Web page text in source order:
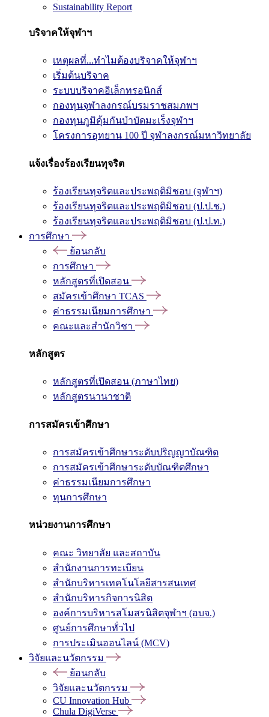
Sustainability Report
บริจาคให้จุฬาฯ
เหตุผลที่...ทำไมต้องบริจาคให้จุฬาฯ
เริ่มต้นบริจาค
ระบบบริจาคอิเล็กทรอนิกส์
กองทุนจุฬาลงกรณ์บรมราชสมภพฯ
กองทุนภูมิคุ้มกันบำบัดมะเร็งจุฬาฯ
โครงการอุทยาน 100 ปี จุฬาลงกรณ์มหาวิทยาลัย
แจ้งเรื่องร้องเรียนทุจริต
ร้องเรียนทุจริตและประพฤติมิชอบ (จุฬาฯ)
ร้องเรียนทุจริตและประพฤติมิชอบ (ป.ป.ช.)
ร้องเรียนทุจริตและประพฤติมิชอบ (ป.ป.ท.)
การศึกษา
ย้อนกลับ
การศึกษา
หลักสูตรที่เปิดสอน
สมัครเข้าศึกษา TCAS
ค่าธรรมเนียมการศึกษา
คณะและสำนักวิชา
หลักสูตร
หลักสูตรที่เปิดสอน (ภาษาไทย)
หลักสูตรนานาชาติ
การสมัครเข้าศึกษา
การสมัครเข้าศึกษาระดับปริญญาบัณฑิต
การสมัครเข้าศึกษาระดับบัณฑิตศึกษา
ค่าธรรมเนียมการศึกษา
ทุนการศึกษา
หน่วยงานการศึกษา
คณะ วิทยาลัย และสถาบัน
สำนักงานการทะเบียน
สำนักบริหารเทคโนโลยีสารสนเทศ
สำนักบริหารกิจการนิสิต
องค์การบริหารสโมสรนิสิตจุฬาฯ (อบจ.)
ศูนย์การศึกษาทั่วไป
การประเมินออนไลน์ (MCV)
วิจัยและนวัตกรรม
ย้อนกลับ
วิจัยและนวัตกรรม
CU Innovation Hub
Chula DigiVerse